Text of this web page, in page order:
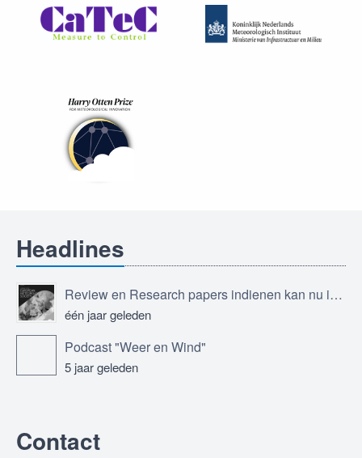
Headlines
Review en Research papers indienen kan nu in Journal of the European Meteorological Society
één jaar geleden
Podcast "Weer en Wind"
5 jaar geleden
Contact